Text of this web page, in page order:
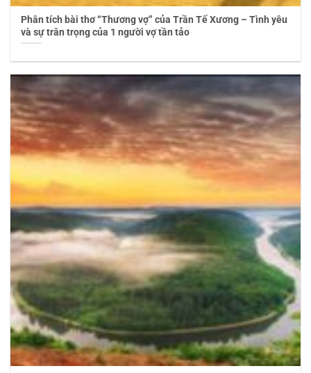
Phân tích bài thơ “Thương vợ” của Trần Tế Xương – Tình yêu
và sự trân trọng của 1 người vợ tần tảo